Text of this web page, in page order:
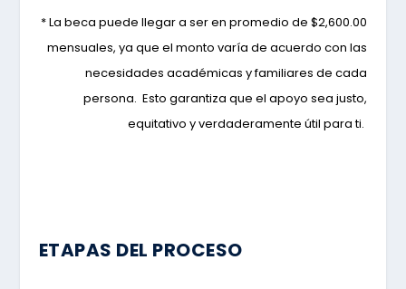
* La beca puede llegar a ser en promedio de $2,600.00
mensuales, ya que el monto varía de acuerdo con las
necesidades académicas y familiares de cada
persona.Esto garantiza que el apoyo sea justo,
equitativo yverdaderamente útil para ti.
ETAPAS DEL PROCESO